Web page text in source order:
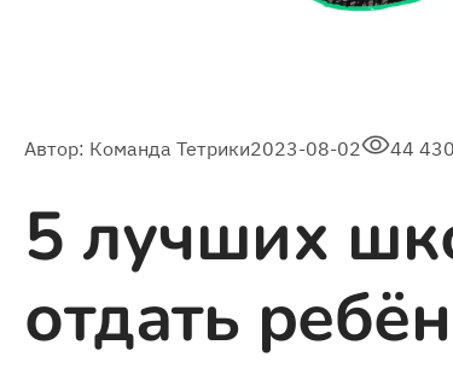
Автор: Команда Тетрики2023-08-02 44 430
5 лучших
отдать